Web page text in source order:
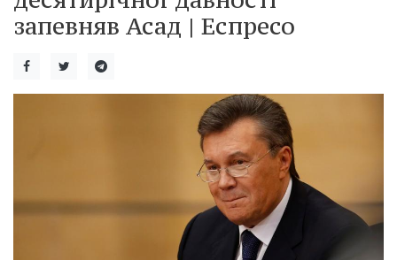
запевняв Асад | Еспресо